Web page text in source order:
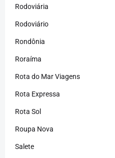
Rodoviária
Rodoviário
Rondônia
Roraíma
Rota do Mar Viagens
Rota Expressa
Rota Sol
Roupa Nova
Salete